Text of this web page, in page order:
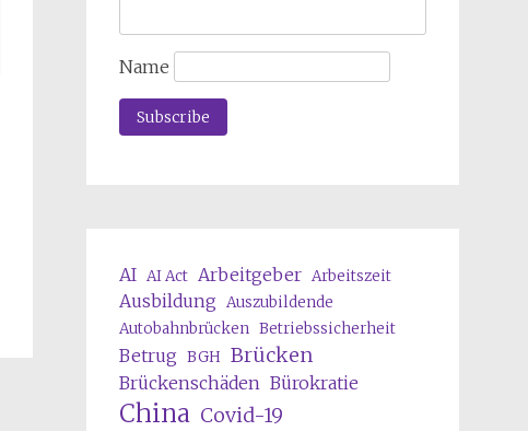
Name
AI AI Act Arbeitgeber Arbeitszeit
Ausbildung Auszubildende
Autobahnbrücken Betriebssicherheit
Betrug BGH Brücken
Brückenschäden Bürokratie
China Covid-19